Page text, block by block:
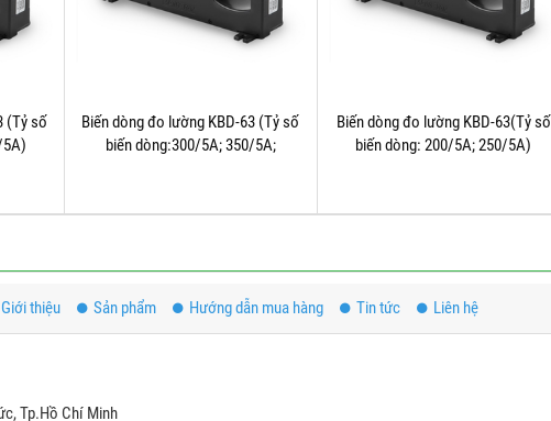
(Tỷ số
Biến dòng đo lường KBD-63 (Tỷ số
biến dòng:300/5A; 350/5A;
Biến dòng đo lường KBD-63(Tỷ số
biến dòng: 200/5A; 250/5A)
Giới thiệu Sản phẩm Hướng dẫn mua hàng Tin tức Liên hệ
Tp.Hồ Chí Minh